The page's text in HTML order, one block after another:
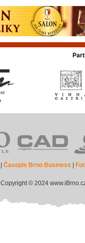
|Časopis Brno Business
Copyright © 2024